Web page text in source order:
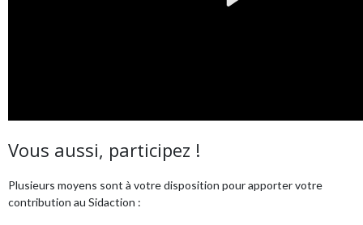
Vous aussi, participez !
Plusieurs moyens sont à votre disposition pour apporter votre
contribution au Sidaction :